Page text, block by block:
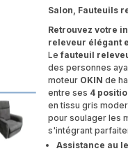
Salon, Fauteuils
Retrouvez votre
releveur élégant
Lefauteuil
des personnes
moteur OKIN de
entre ses 4
en tissu gris
pour soulager les
s'intégrant
Assistance au